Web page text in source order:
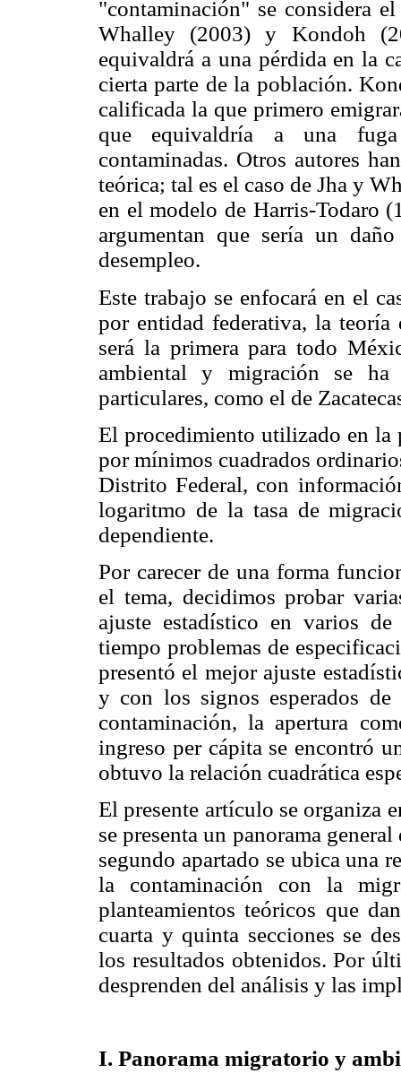
"contaminación" se considera
Whalley (2003) y Kondoh
equivaldrá a una pérdida en la
cierta parte de la población.
calificada la que primero
que equivaldría a una
contaminadas. Otros autores
teórica; tal es el caso de Jha y
en el modelo de Harris-Todaro
argumentan que sería un
desempleo.
Este trabajo se enfocará en el
por entidad federativa, la
será la primera para todo
ambiental y migración se ha
particulares, como el de
El procedimiento utilizado en la
por mínimos cuadrados
Distrito Federal, con
logaritmo de la tasa de
dependiente.
Por carecer de una forma
el tema, decidimos probar
ajuste estadístico en varios
tiempo problemas de
presentó el mejor ajuste
y con los signos esperados
contaminación, la apertura
ingreso per cápita se encontró
obtuvo la relación cuadrática
El presente artículo se organiza
se presenta un panorama
segundo apartado se ubica una
la contaminación con la
planteamientos teóricos que
cuarta y quinta secciones se
los resultados obtenidos. Por
desprenden del análisis y las
I. Panorama migratorio y